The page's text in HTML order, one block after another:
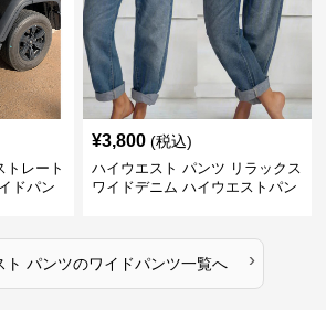
トレート
ドパン
¥3,800 (税込)
ハイウエスト パンツ リラックス
ワイドデニム ハイウエストパン
ト パンツのワイドパンツ一覧へ ›